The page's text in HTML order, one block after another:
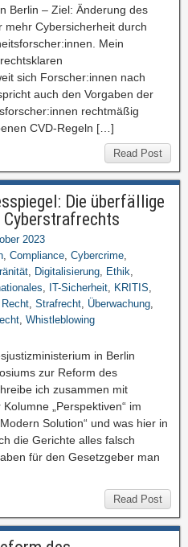
Berlin – Ziel: Änderung des
mehr Cybersicherheit durch
Mein
sich Forscher:innen nach
auch den Vorgaben der
rechtmäßig
CVD-Regeln […]
Read Post
Die überfällige
2023
, Compliance, Cybercrime,
, Digitalisierung, Ethik,
, IT-Sicherheit, KRITIS,
Recht, Strafrecht, Überwachung,
, Whistleblowing
in Berlin
zur Reform des
ich zusammen mit
„Perspektiven“ im
Solution“ und was hier in
die Gerichte alles falsch
für den Gesetzgeber man
Read Post